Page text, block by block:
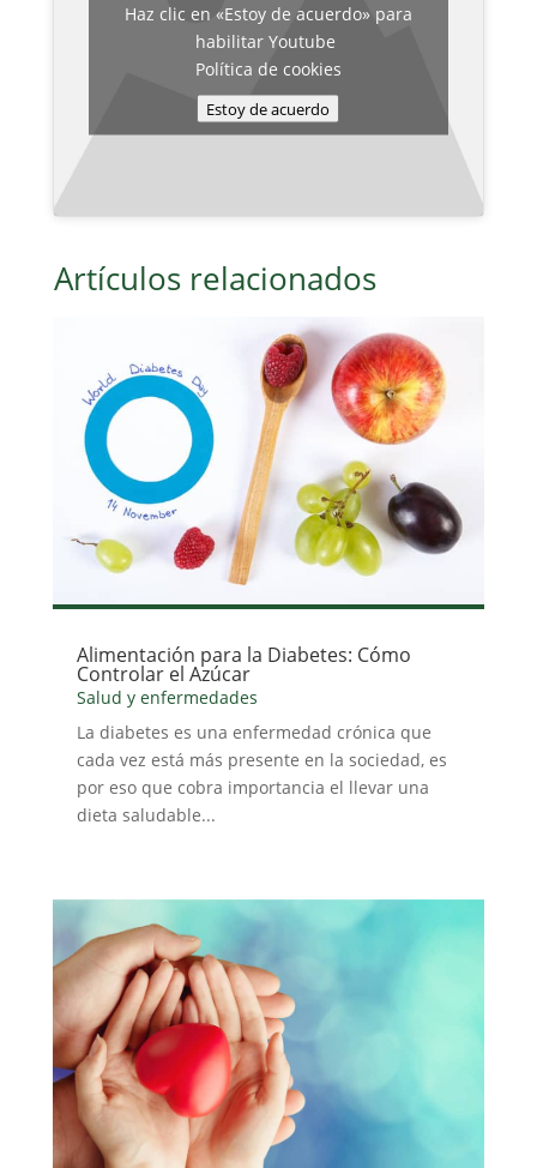
Haz clic en «Estoy de acuerdo» para
habilitar Youtube
Política de cookies
Estoy de acuerdo
Artículos relacionados
Alimentación para la Diabetes: Cómo
Controlar el Azúcar
Salud y enfermedades
La diabetes es una enfermedad crónica que
cada vez está más presente en la sociedad, es
por eso que cobra importancia el llevar una
dieta saludable...